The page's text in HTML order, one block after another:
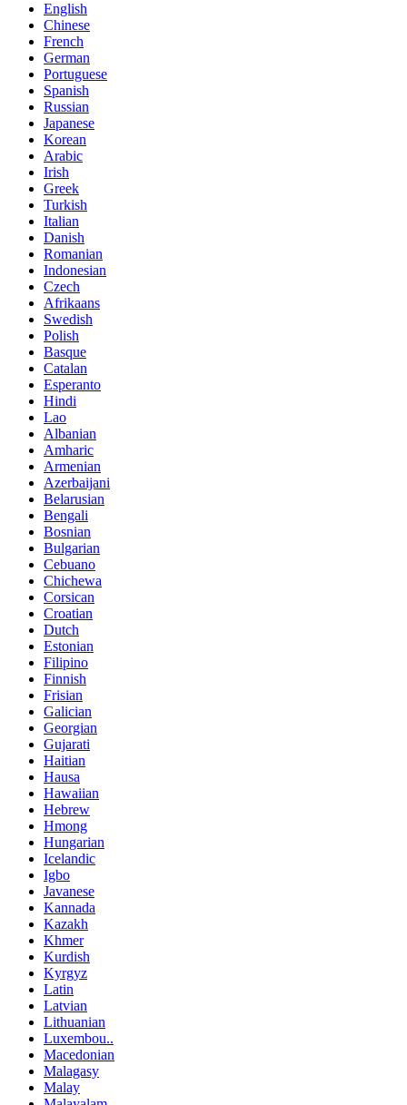
English
Chinese
French
German
Portuguese
Spanish
Russian
Japanese
Korean
Arabic
Irish
Greek
Turkish
Italian
Danish
Romanian
Indonesian
Czech
Afrikaans
Swedish
Polish
Basque
Catalan
Esperanto
Hindi
Lao
Albanian
Amharic
Armenian
Azerbaijani
Belarusian
Bengali
Bosnian
Bulgarian
Cebuano
Chichewa
Corsican
Croatian
Dutch
Estonian
Filipino
Finnish
Frisian
Galician
Georgian
Gujarati
Haitian
Hausa
Hawaiian
Hebrew
Hmong
Hungarian
Icelandic
Igbo
Javanese
Kannada
Kazakh
Khmer
Kurdish
Kyrgyz
Latin
Latvian
Lithuanian
Luxembou..
Macedonian
Malagasy
Malay